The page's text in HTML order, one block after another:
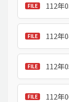
112年
112年
112年
112年